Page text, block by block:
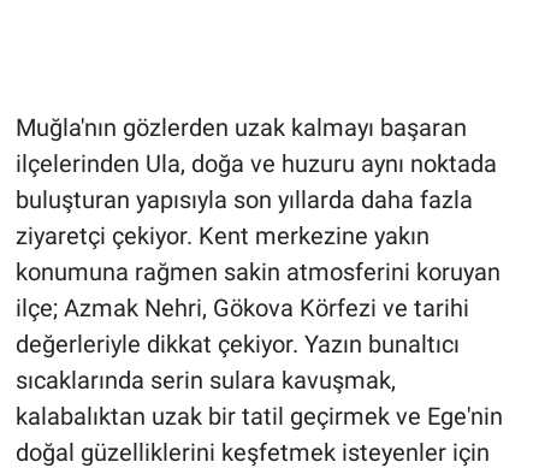
Muğla'nın gözlerden uzak kalmayı başaran
ilçelerinden Ula, doğa ve huzuru aynı noktada
buluşturan yapısıyla son yıllarda daha fazla
ziyaretçi çekiyor. Kent merkezine yakın
konumuna rağmen sakin atmosferini koruyan
ilçe; Azmak Nehri, Gökova Körfezi ve tarihi
değerleriyle dikkat çekiyor. Yazın bunaltıcı
sıcaklarında serin sulara kavuşmak,
kalabalıktan uzak bir tatil geçirmek ve Ege'nin
doğal güzelliklerini keşfetmek isteyenler için